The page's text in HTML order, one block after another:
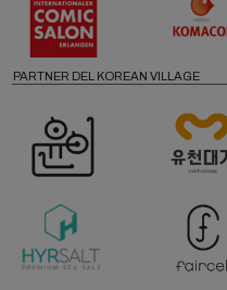
PARTNER DEL KOREAN VILLAGE